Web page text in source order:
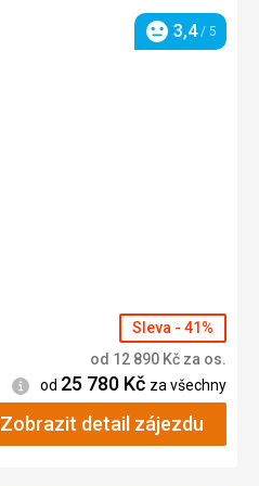
Hodnocení
3,4/ 5
Sleva - 41%
od 12 890 Kč za os.
Informace
od 25 780 Kč za všechny
Zobrazit detail zájezdu